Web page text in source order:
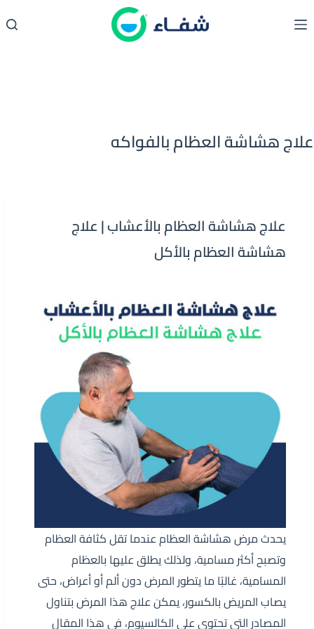
إلى
علاج هشاشة العظام بالفواكه
علاج هشاشة العظام بالأعشاب | علاج
هشاشة العظام بالأكل
يحدث مرض هشاشة العظام عندما تقل كثافة العظام
وتصبح أكثر مسامية، ولذلك يطلق عليها بالعظام
المسامية، غالبًا ما يتطور المرض دون ألم أو أعراض، حتى
يصاب المريض بالكسور، يمكن علاج هذا المرض بتناول
المصادر التي تحتوي على الكالسيوم، في هذا المقال